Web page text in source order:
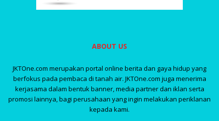
ABOUT US
JKTOne.com merupakan portal online berita dan gaya hidup yang
berfokus pada pembaca di tanah air. JKTOne.com juga menerima
kerjasama dalam bentuk banner, media partner dan iklan serta
promosi lainnya, bagi perusahaan yang ingin melakukan periklanan
kepada kami.